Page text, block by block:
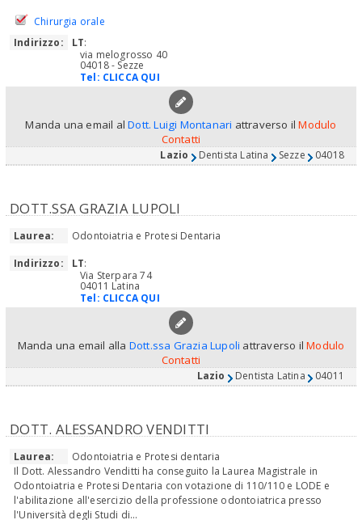
Chirurgia orale
Indirizzo:
LT:
via melogrosso 40
04018 - Sezze
Tel: CLICCA QUI
Manda una email alDott. Luigi Montanari attraverso ilModulo
Contatti
Lazio Dentista Latina Sezze 04018
DOTT.SSA GRAZIA LUPOLI
Laurea:
Odontoiatria e Protesi Dentaria
Indirizzo:
LT:
Via Sterpara 74
04011 Latina
Tel: CLICCA QUI
Manda una email alla Dott.ssa Grazia Lupoli attraverso ilModulo
Contatti
Lazio Dentista Latina 04011
DOTT. ALESSANDRO VENDITTI
Laurea:
Odontoiatria e Protesi dentaria
Il Dott. Alessandro Venditti ha conseguito la Laurea Magistrale in
Odontoiatria e Protesi Dentaria con votazione di 110/110 e LODE e
l'abilitazione all'esercizio della professione odontoiatrica presso
l'Università degli Studi di...